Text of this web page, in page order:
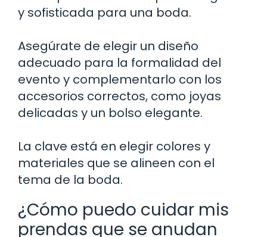
y sofisticada para una boda.
Asegúrate de elegir un diseño
adecuado para la formalidad del
evento y complementarlo con los
accesorios correctos, como joyas
delicadas y un bolso elegante.
La clave está en elegir colores y
materiales que se alineen con el
tema de la boda.
¿Cómo puedo cuidar mis
prendas que se anudan